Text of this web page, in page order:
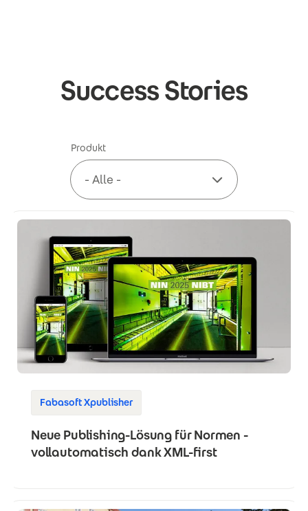
Success Stories
Produkt
Fabasoft Xpublisher
Neue Publishing-Lösung für Normen -
vollautomatisch dank XML-first